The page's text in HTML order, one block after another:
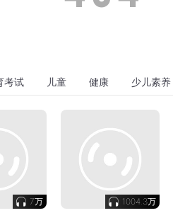
考试 儿童 健康 少儿素养
7万 1004.3万